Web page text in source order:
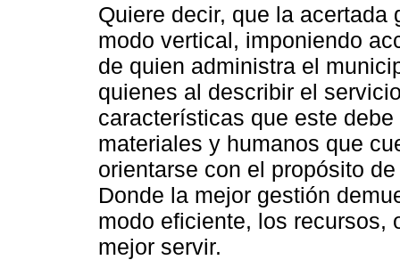
Quiere decir, que la
modo vertical, imponiendo
de quien administra el
quienes al describir el
características que este
materiales y humanos que
orientarse con el propósito
Donde la mejor gestión
modo eficiente, los recursos,
mejor servir.